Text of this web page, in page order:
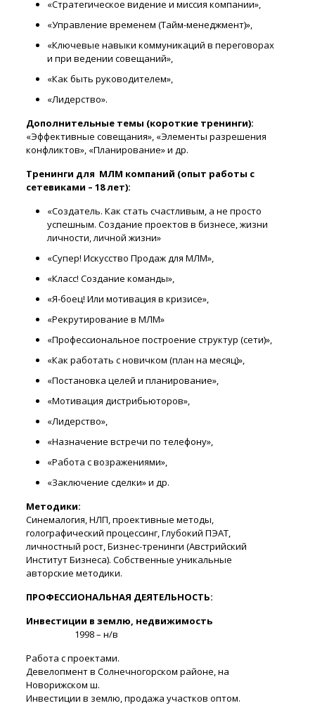
«Стратегическое видение и миссия компании»,
«Управление временем (Тайм-менеджмент)»,
«Ключевые навыки коммуникаций в переговорах
и при ведении совещаний»,
«Как быть руководителем»,
«Лидерство».
Дополнительные темы (короткие тренинги):
«Эффективные совещания», «Элементы разрешения
конфликтов», «Планирование» и др.
Тренинги для МЛМ компаний (опыт работы с
сетевиками – 18 лет):
«Создатель. Как стать счастливым, а не просто
успешным. Создание проектов в бизнесе, жизни
личности, личной жизни»
«Супер! Искусство Продаж для МЛМ»,
«Класс! Создание команды»,
«Я-боец! Или мотивация в кризисе»,
«Рекрутирование в МЛМ»
«Профессиональное построение структур (сети)»,
«Как работать с новичком (план на месяц)»,
«Постановка целей и планирование»,
«Мотивация дистрибьюторов»,
«Лидерство»,
«Назначение встречи по телефону»,
«Работа с возражениями»,
«Заключение сделки» и др.
Методики:
Синемалогия, НЛП, проективные методы,
голографический процессинг, Глубокий ПЭАТ,
личностный рост, Бизнес-тренинги (Австрийский
Институт Бизнеса). Собственные уникальные
авторские методики.
ПРОФЕССИОНАЛЬНАЯ ДЕЯТЕЛЬНОСТЬ:
Инвестиции в землю, недвижимость
1998 – н/в
Работа с проектами.
Девелопмент в Солнечногорском районе, на
Новорижском ш.
Инвестиции в землю, продажа участков оптом.